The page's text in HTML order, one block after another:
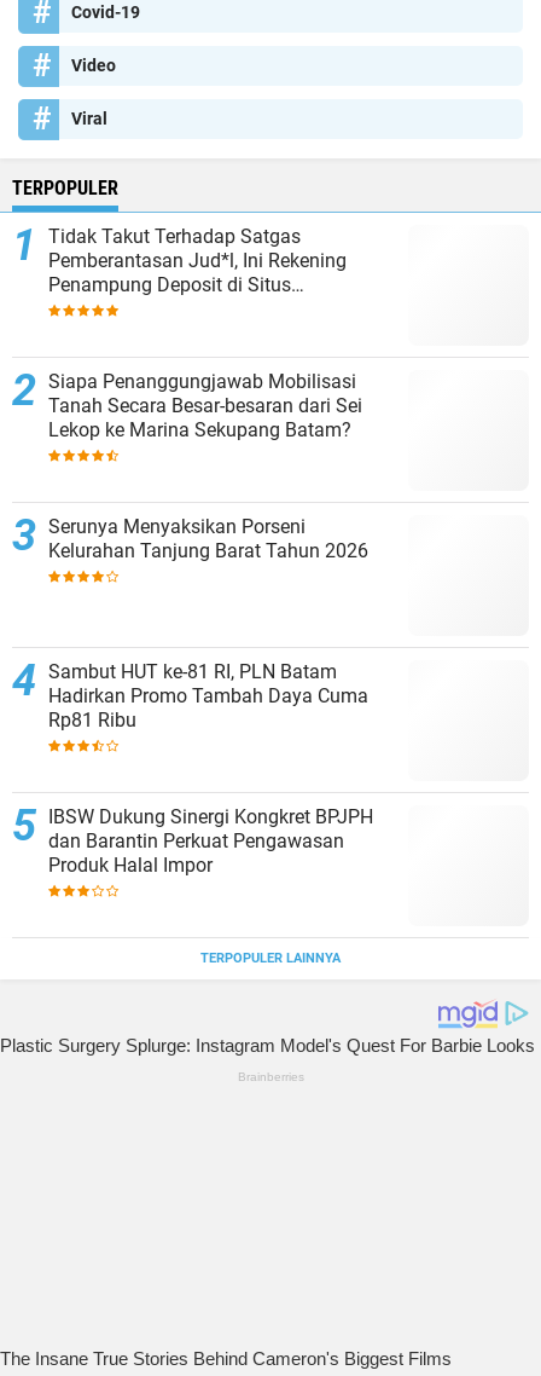
Covid-19
Video
Viral
TERPOPULER
Tidak Takut Terhadap Satgas
Pemberantasan Jud*l, Ini Rekening
Penampung Deposit di Situs
MENARA4D
Siapa Penanggungjawab Mobilisasi
Tanah Secara Besar-besaran dari Sei
Lekop ke Marina Sekupang Batam?
Serunya Menyaksikan Porseni
Kelurahan Tanjung Barat Tahun 2026
Sambut HUT ke-81 RI, PLN Batam
Hadirkan Promo Tambah Daya Cuma
Rp81 Ribu
IBSW Dukung Sinergi Kongkret BPJPH
dan Barantin Perkuat Pengawasan
Produk Halal Impor
TERPOPULER LAINNYA